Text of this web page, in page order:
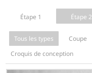
Étape 1 Étape 2
Tous les types Coupe
Croquis de conception